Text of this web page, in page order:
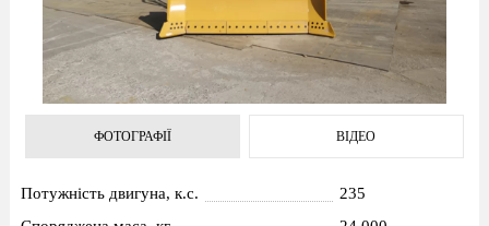
ФОТОГРАФІЇ ВІДЕО
ФОТОГРАФІЇ ВІДЕО
Потужність двигуна, к.с.
235